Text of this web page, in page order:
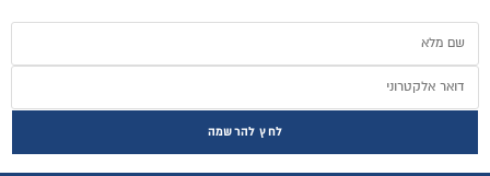
לחץ להרשמה